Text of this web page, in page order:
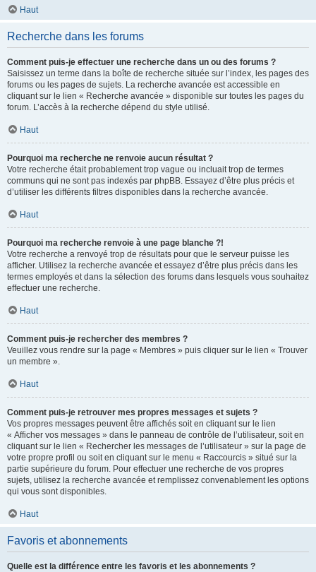
Haut
Recherche dans les forums
Comment puis-je effectuer une recherche dans un ou des forums ?
Saisissez un terme dans la boîte de recherche située sur l’index, les pages des
forums ou les pages de sujets. La recherche avancée est accessible en
cliquant sur le lien « Recherche avancée » disponible sur toutes les pages du
forum. L’accès à la recherche dépend du style utilisé.
Haut
Pourquoi ma recherche ne renvoie aucun résultat ?
Votre recherche était probablement trop vague ou incluait trop de termes
communs qui ne sont pas indexés par phpBB. Essayez d’être plus précis et
d’utiliser les différents filtres disponibles dans la recherche avancée.
Haut
Pourquoi ma recherche renvoie à une page blanche ?!
Votre recherche a renvoyé trop de résultats pour que le serveur puisse les
afficher. Utilisez la recherche avancée et essayez d’être plus précis dans les
termes employés et dans la sélection des forums dans lesquels vous souhaitez
effectuer une recherche.
Haut
Comment puis-je rechercher des membres ?
Veuillez vous rendre sur la page « Membres » puis cliquer sur le lien « Trouver
un membre ».
Haut
Comment puis-je retrouver mes propres messages et sujets ?
Vos propres messages peuvent être affichés soit en cliquant sur le lien
« Afficher vos messages » dans le panneau de contrôle de l’utilisateur, soit en
cliquant sur le lien « Rechercher les messages de l’utilisateur » sur la page de
votre propre profil ou soit en cliquant sur le menu « Raccourcis » situé sur la
partie supérieure du forum. Pour effectuer une recherche de vos propres
sujets, utilisez la recherche avancée et remplissez convenablement les options
qui vous sont disponibles.
Haut
Favoris et abonnements
Quelle est la différence entre les favoris et les abonnements ?